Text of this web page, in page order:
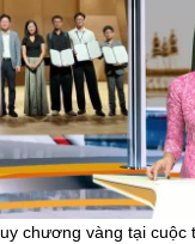
chương vàng tại cuộc